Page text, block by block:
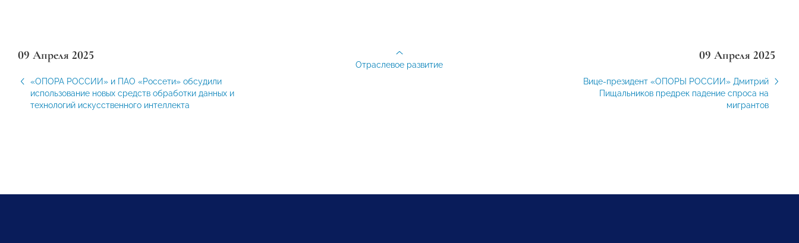
09 Апреля 2025
«ОПОРА РОССИИ» и ПАО «Россети» обсудили
использование новых средств обработки данных и
технологий искусственного интеллекта
09 Апреля 2025
Вице-президент «ОПОРЫ РОССИИ» Дмитрий
Пищальников предрек падение спроса на
мигрантов
Отраслевое развитие